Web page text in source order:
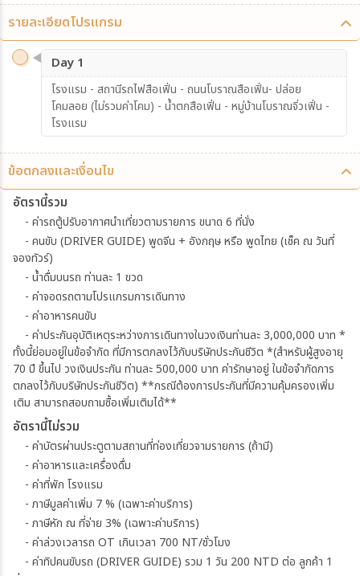
รายละเอียดโปรแกรม
Day 1
โรงแรม - สถานีรถไฟสือเฟิ่น - ถนนโบราณสือเฟิ่น- ปล่อย
โคมลอย (ไม่รวมค่าโคม) - น้ำตกสือเฟิ่น - หมู่บ้านโบราณจิ่วเฟิ่น -
โรงแรม
ข้อตกลงและเงื่อนไข
อัตรานี้รวม
- ค่ารถตู้ปรับอากาศนำเที่ยวตามรายการ ขนาด 6 ที่นั่ง
- คนขับ (DRIVER GUIDE) พูดจีน + อังกฤษ หรือ พูดไทย (เช็ค ณ วันที่
จองทัวร์)
- น้ำดื่มบนรถ ท่านละ 1 ขวด
- ค่าจอดรถตามโปรแกรมการเดินทาง
- ค่าอาหารคนขับ
- ค่าประกันอุบัติเหตุระหว่างการเดินทางในวงเงินท่านละ 3,000,000 บาท *
ทั้งนี้ย่อมอยู่ในข้อจำกัด ที่มีการตกลงไว้กับบริษัทประกันชีวิต *(สำหรับผู้สูงอายุ
70 ปี ขึ้นไป วงเงินประกัน ท่านละ 500,000 บาท ค่ารักษาอยู่ ในข้อจำกัดการ
ตกลงไว้กับบริษัทประกันชีวิต) **กรณีต้องการประกันที่มีความคุ้มครองเพิ่ม
เติม สามารถสอบถามซื้อเพิ่มเติมได้**
อัตรานี้ไม่รวม
- ค่าบัตรผ่านประตูตามสถานที่ท่องเที่ยวจามรายการ (ถ้ามี)
- ค่าอาหารและเครื่องดื่ม
- ค่าที่พัก โรงแรม
- ภาษีมูลค่าเพิ่ม 7 % (เฉพาะค่าบริการ)
- ภาษีหัก ณ ที่จ่าย 3% (เฉพาะค่าบริการ)
- ค่าล่วงเวลารถ OT เกินเวลา 700 NT/ชั่วโมง
- ค่าทิปคนขับรถ (DRIVER GUIDE) รวม 1 วัน 200 NTD ต่อ ลูกค้า 1